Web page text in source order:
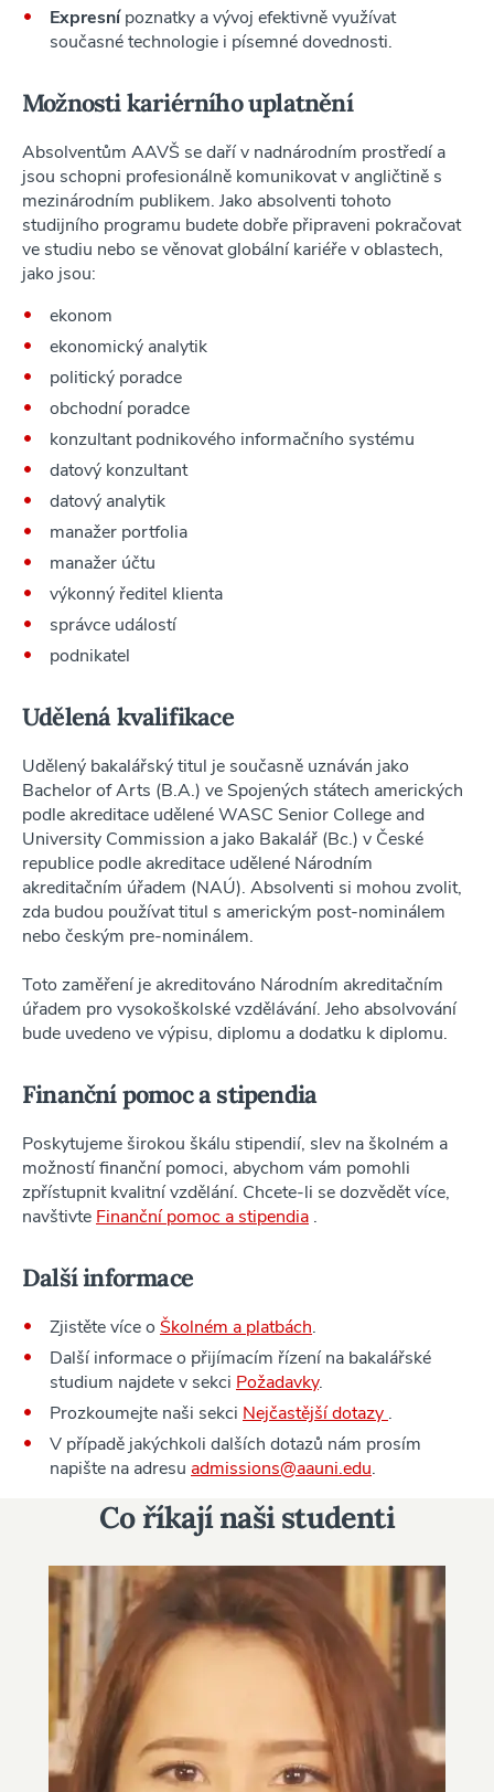
Expresnípoznatky a vývoj efektivně využívat
současné technologie i písemné dovednosti.
Možnosti kariérního uplatnění
Absolventům AAVŠ se daří v nadnárodním prostředí a
jsou schopni profesionálně komunikovat v angličtině s
mezinárodním publikem. Jako absolventi tohoto
studijního programu budete dobře připraveni pokračovat
ve studiu nebo se věnovat globální kariéře v oblastech,
jako jsou:
ekonom
ekonomický analytik
politický poradce
obchodní poradce
konzultant podnikového informačního systému
datový konzultant
datový analytik
manažer portfolia
manažer účtu
výkonný ředitel klienta
správce událostí
podnikatel
Udělená kvalifikace
Udělený bakalářský titul je současně uznáván jako
Bachelor of Arts (B.A.) ve Spojených státech amerických
podle akreditace udělené WASC Senior College and
University Commission a jako Bakalář (Bc.) v České
republice podle akreditace udělené Národním
akreditačním úřadem (NAÚ). Absolventi si mohou zvolit,
zda budou používat titul s americkým post-nominálem
nebo českým pre-nominálem.
Toto zaměření je akreditováno Národním akreditačním
úřadem pro vysokoškolské vzdělávání. Jeho absolvování
bude uvedeno ve výpisu, diplomu a dodatku k diplomu.
Finanční pomoc a stipendia
Poskytujeme širokou škálu stipendií, slev na školném a
možností finanční pomoci, abychom vám pomohli
zpřístupnit kvalitní vzdělání. Chcete-li se dozvědět více,
navštivte Finanční pomoc a stipendia .
Další informace
Zjistěte více o Školném a platbách.
Další informace o přijímacím řízení na bakalářské
studium najdete v sekci Požadavky.
Prozkoumejte naši sekci Nejčastější dotazy .
V případě jakýchkoli dalších dotazů nám prosím
napište na adresu admissions@aauni.edu.
Co říkají naši studenti